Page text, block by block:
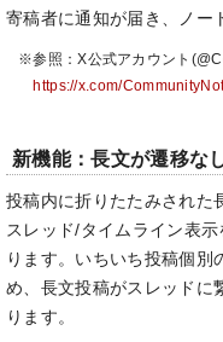
寄稿者に通知が届き、ノー
※参照：X公式アカウント
https://x.com/
新機能：長文が遷移な
投稿内に折りたたみされた
スレッド/タイムライン表
ります。いちいち投稿個別
め、長文投稿がスレッドに
ります。